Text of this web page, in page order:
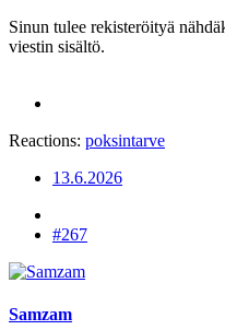
Sinun tulee rekisteröityä
viestin sisältö.
Reactions: poksintarve
13.6.2026
#267
Samzam